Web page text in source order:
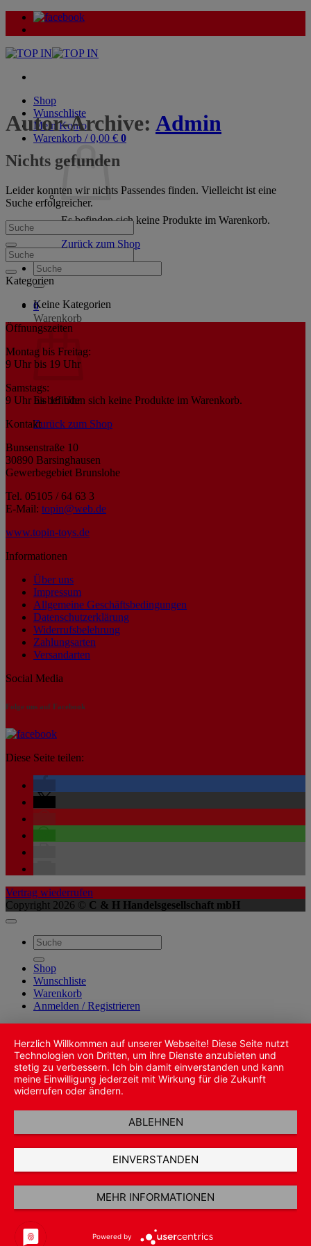
Zum
Inhalt
Shop
Wunschliste
Mein Konto
Warenkorb /0,00 € 0
Es befinden sich keine Produkte im Warenkorb.
Zurück zum Shop
Suche
nach:
0
Warenkorb
Es befinden sich keine Produkte im Warenkorb.
Zurück zum Shop
Autor-Archive: Admin
Nichts gefunden
Leider konnten wir nichts Passendes finden. Vielleicht ist eine
Suche erfolgreicher.
Kategorien
Keine Kategorien
Öffnungszeiten
Montag bis Freitag:
9 Uhr bis 19 Uhr
Samstags:
9 Uhr bis 16 Uhr
Kontakt
Bunsenstraße 10
30890 Barsinghausen
Gewerbegebiet Brunslohe
Tel. 05105 / 64 63 3
E-Mail: topin@web.de
www.topin-toys.de
Informationen
Über uns
Impressum
Allgemeine Geschäftsbedingungen
Datenschutzerklärung
Widerrufsbelehrung
Zahlungsarten
Versandarten
Social Media
Folge uns auf Facebook
Diese Seite teilen:
Vertrag wiederrufen
Copyright 2026 © C & H Handelsgesellschaft mbH
Suche
nach:
Shop
Wunschliste
Warenkorb
Anmelden / Registrieren
Herzlich Willkommen auf unserer Webseite! Diese Seite nutzt
Technologien von Dritten, um ihre Dienste anzubieten und
stetig zu verbessern. Ich bin damit einverstanden und kann
meine Einwilligung jederzeit mit Wirkung für die Zukunft
widerrufen oder ändern.
ABLEHNEN
EINVERSTANDEN
MEHR INFORMATIONEN
Powered by